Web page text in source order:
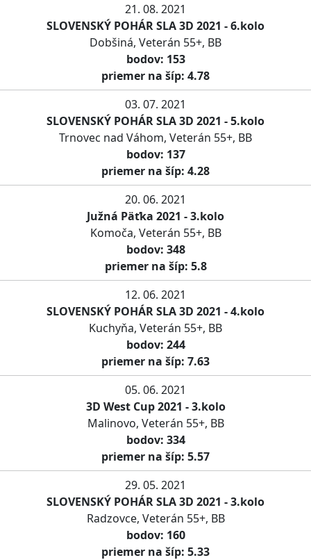
21. 08. 2021
SLOVENSKÝ POHÁR SLA 3D 2021 - 6.kolo
Dobšiná, Veterán 55+, BB
bodov: 153
priemer na šíp: 4.78
03. 07. 2021
SLOVENSKÝ POHÁR SLA 3D 2021 - 5.kolo
Trnovec nad Váhom, Veterán 55+, BB
bodov: 137
priemer na šíp: 4.28
20. 06. 2021
Južná Päťka 2021 - 3.kolo
Komoča, Veterán 55+, BB
bodov: 348
priemer na šíp: 5.8
12. 06. 2021
SLOVENSKÝ POHÁR SLA 3D 2021 - 4.kolo
Kuchyňa, Veterán 55+, BB
bodov: 244
priemer na šíp: 7.63
05. 06. 2021
3D West Cup 2021 - 3.kolo
Malinovo, Veterán 55+, BB
bodov: 334
priemer na šíp: 5.57
29. 05. 2021
SLOVENSKÝ POHÁR SLA 3D 2021 - 3.kolo
Radzovce, Veterán 55+, BB
bodov: 160
priemer na šíp: 5.33